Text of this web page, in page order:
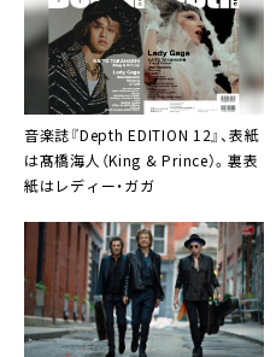
音楽誌『Depth EDITION 12』、表紙
は髙橋海人（King & Prince）。裏表
紙はレディー・ガガ